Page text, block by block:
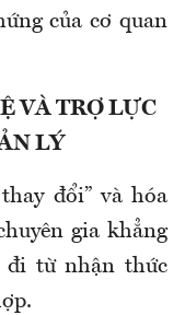
của cơ quan
VÀ TRỢ LỰC
LÝ
đổi” và hóa
gia khẳng
từ nhận thức